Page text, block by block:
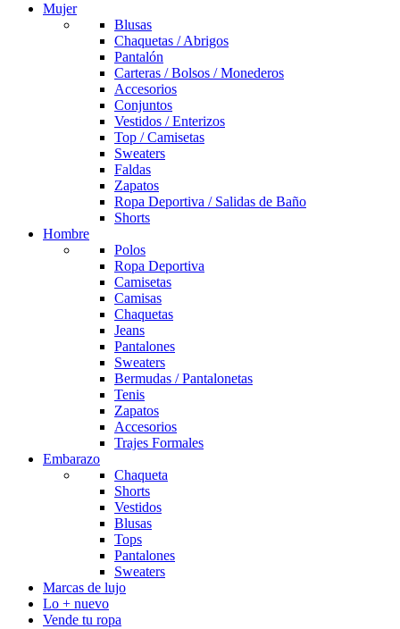
Mujer
Blusas
Chaquetas / Abrigos
Pantalón
Carteras / Bolsos / Monederos
Accesorios
Conjuntos
Vestidos / Enterizos
Top / Camisetas
Sweaters
Faldas
Zapatos
Ropa Deportiva / Salidas de Baño
Shorts
Hombre
Polos
Ropa Deportiva
Camisetas
Camisas
Chaquetas
Jeans
Pantalones
Sweaters
Bermudas / Pantalonetas
Tenis
Zapatos
Accesorios
Trajes Formales
Embarazo
Chaqueta
Shorts
Vestidos
Blusas
Tops
Pantalones
Sweaters
Marcas de lujo
Lo + nuevo
Vende tu ropa